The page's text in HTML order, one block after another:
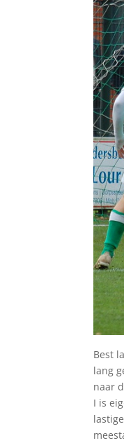
Best
lang
naar
I is